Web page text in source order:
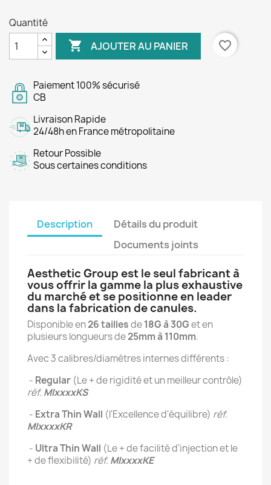
Quantité
 AJOUTER AU PANIER favorite_border
Paiement 100% sécurisé
CB
Livraison Rapide
24/48h en France métropolitaine
Retour Possible
Sous certaines conditions
Description
Détails du produit
Documents joints
Aesthetic Group est le seul fabricant à
vous offrir la gamme la plus exhaustive
du marché et se positionne en leader
dans la fabrication de canules.
Disponible en26 taillesde18G à 30Get en
plusieurs longueurs de25mm à 110mm.
Avec 3 calibres/diamètres internes différents :
- Regular (Le + de rigidité et un meilleur contrôle)
réf.MIxxxxKS
- Extra Thin Wall (l'Excellence d'équilibre) réf.
MIxxxxKR
- Ultra Thin Wall (Le + de facilité d'injection et le
+ de flexibilité) réf.MIxxxxKE